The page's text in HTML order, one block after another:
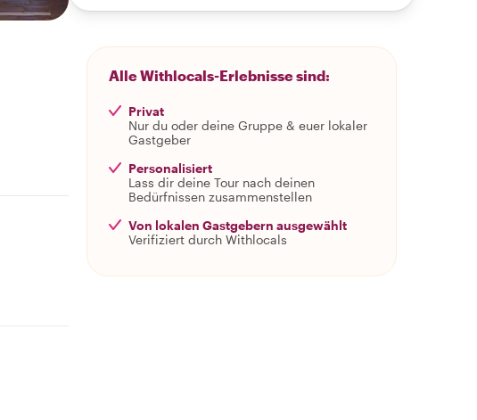
Alle Withlocals-Erlebnisse sind:
Privat
Nur du oder deine Gruppe & euer lokaler
Gastgeber
Personalisiert
Lass dir deine Tour nach deinen
Bedürfnissen zusammenstellen
Von lokalen Gastgebern ausgewählt
Verifiziert durch Withlocals